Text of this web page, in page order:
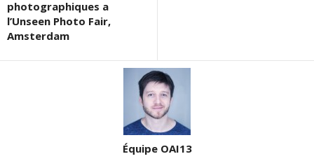
photographiques a
l’Unseen Photo Fair,
Amsterdam
Équipe OAI13